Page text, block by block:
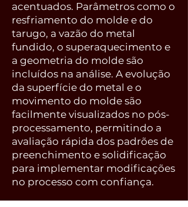
acentuados. Parâmetros como o
resfriamento do molde e do
tarugo, a vazão do metal
fundido, o superaquecimento e
a geometria do molde são
incluídos na análise. A evolução
da superfície do metal e o
movimento do molde são
facilmente visualizados no pós-
processamento, permitindo a
avaliação rápida dos padrões de
preenchimento e solidificação
para implementar modificações
no processo com confiança.